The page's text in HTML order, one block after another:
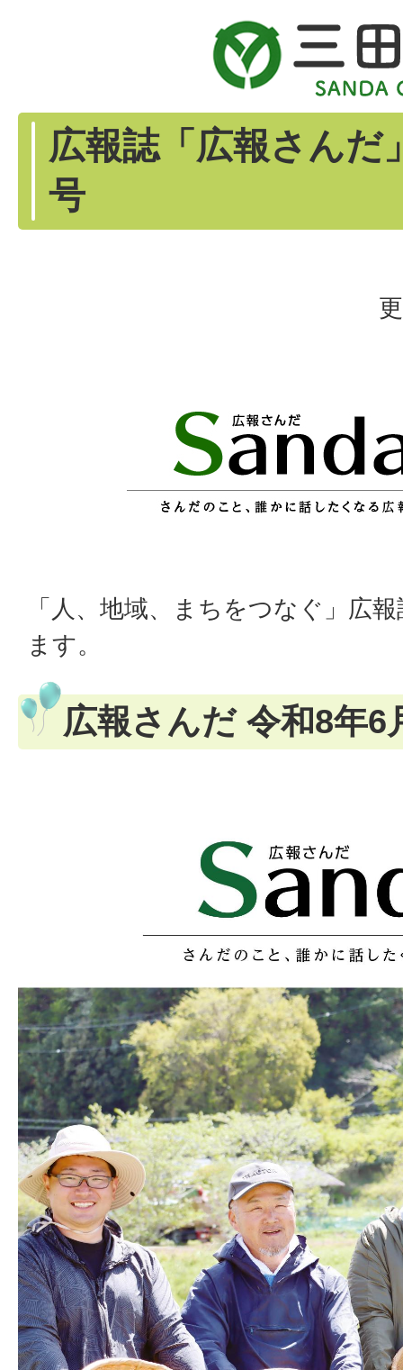
広報誌「広報さんだ
号
「人、地域、まちをつなぐ」広
ます。
広報さんだ 令和8年6